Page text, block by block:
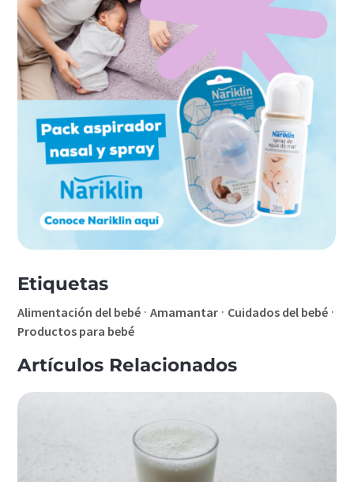
Etiquetas
Alimentación del bebé ·Amamantar · Cuidados del bebé ·
Productos para bebé
Artículos Relacionados